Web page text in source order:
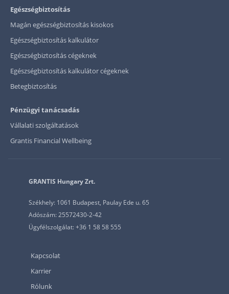
Egészségbiztosítás
Magán egészségbiztosítás kisokos
Egészségbiztosítás kalkulátor
Egészségbiztosítás cégeknek
Egészségbiztosítás kalkulátor cégeknek
Betegbiztosítás
Pénzügyi tanácsadás
Vállalati szolgáltatások
Grantis Financial Wellbeing
GRANTIS Hungary Zrt.
Székhely: 1061 Budapest, Paulay Ede u. 65
Adószám: 25572430-2-42
Ügyfélszolgálat: +36 1 58 58 555
Kapcsolat
Karrier
Rólunk